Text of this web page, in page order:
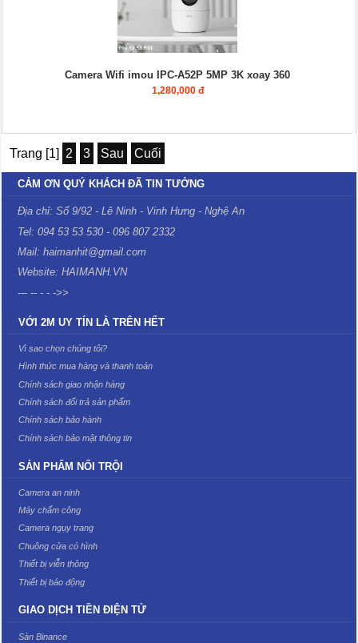
Camera Wifi imou IPC-A52P 5MP 3K xoay 360
1,280,000 đ
Trang [1] 2 3 Sau Cuối
CẢM ƠN QUÝ KHÁCH ĐÃ TIN TƯỞNG
Địa chỉ: Số 9/92 - Lê Ninh - Vinh Hưng - Nghệ An
Tel: 094 53 53 530 - 096 807 2332
Mail: haimanhit@gmail.com
Website: HAIMANH.VN
--- -- - - ->>
VỚI 2M UY TÍN LÀ TRÊN HẾT
Vì sao chọn chúng tôi?
Hình thức mua hàng và thanh toán
Chính sách giao nhận hàng
Chính sách đổi trả sản phẩm
Chính sách bảo hành
Chính sách bảo mật thông tin
SẢN PHẨM NỔI TRỘI
Camera an ninh
Máy chấm công
Camera ngụy trang
Chuông cửa có hình
Thiết bị viễn thông
Thiết bị báo động
GIAO DỊCH TIỀN ĐIỆN TỬ
Sàn Binance